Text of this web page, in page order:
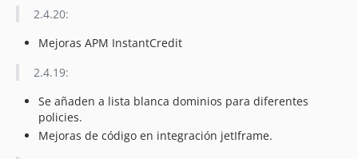
2.4.20:
Mejoras APM InstantCredit
2.4.19:
Se añaden a lista blanca dominios para diferentes
policies.
Mejoras de código en integración jetIframe.